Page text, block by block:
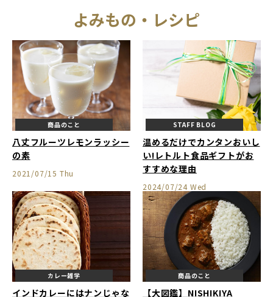
よみもの・レシピ
商品のこと
2021/07/15 Thu
八丈フルーツレモンラッシー
の素
STAFF BLOG
2024/07/24 Wed
温めるだけでカンタンおいし
い!レトルト食品ギフトがお
すすめな理由
カレー雑学
インドカレーにはナンじゃな
商品のこと
【大図鑑】NISHIKIYA